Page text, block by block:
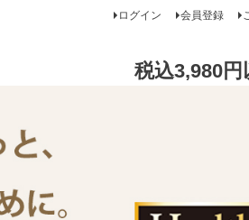
ログイン 会員登録
税込3,980円